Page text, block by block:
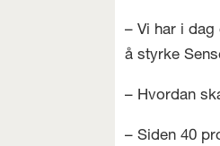
– Vi har i
å styrke
– Hvordan
– Siden 40